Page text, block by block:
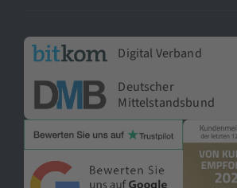
Digital Verband
Deutscher
Mittelstandsbund